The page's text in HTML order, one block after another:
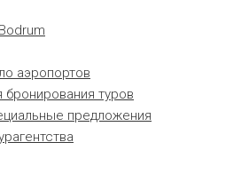
аэропортов
бронирования туров
предложения